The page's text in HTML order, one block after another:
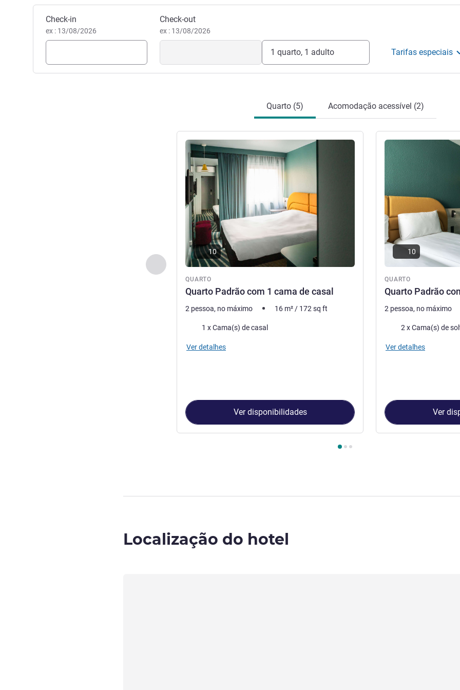
Petra De Meyere, Gerência do hotel
Reservar este hotel
Check-in
ex : 13/08/2026
Check-out
ex : 13/08/2026
1 quarto, 1 adulto Tarifas especiais
Quarto (5) Acomodação acessível (2)
Anterior - Quarto
QUARTO
Quarto Padrão com 1 cama de casal
Ver detalhes
10
2 pessoa, no máximo 16 m² / 172 sq ft
Roupa de cama
1 x Cama(s) de casal
Ver detalhes
Ver disponibilidades
QUARTO
Quarto Padrão
Ver detalhes
10
2 pessoa, no máximo
Roupa de cama
2 x Cama(s) de
Ver detalhes
Ver
Localização do hotel